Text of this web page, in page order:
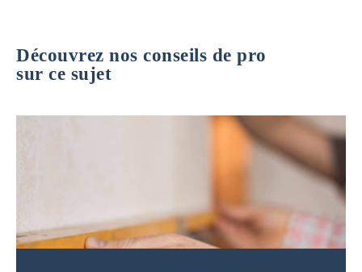
Découvrez nos conseils de pro
sur ce sujet